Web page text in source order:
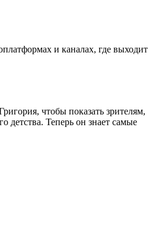
и каналах, где выходит
чтобы показать зрителям,
детства. Теперь он знает самые